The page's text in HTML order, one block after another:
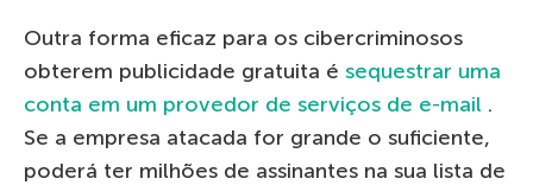
Outra forma eficaz para os cibercriminosos
obterem publicidade gratuita é sequestrar uma
conta em um provedor de serviços de e-mail .
Se a empresa atacada for grande o suficiente,
poderá ter milhões de assinantes na sua lista de